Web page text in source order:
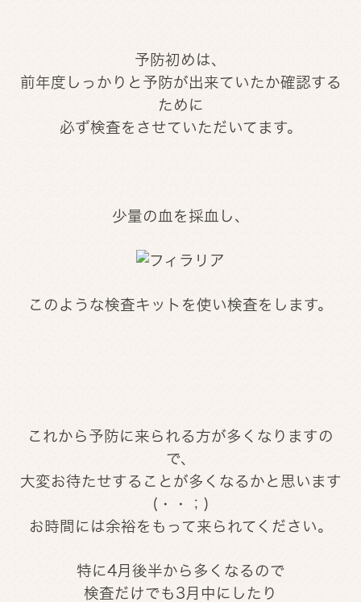
予防初めは、
前年度しっかりと予防が出来ていたか確認する
ために
必ず検査をさせていただいてます。
少量の血を採血し、
このような検査キットを使い検査をします。
これから予防に来られる方が多くなりますの
で、
大変お待たせすることが多くなるかと思います
(・・；)
お時間には余裕をもって来られてください。
特に4月後半から多くなるので
検査だけでも3月中にしたり